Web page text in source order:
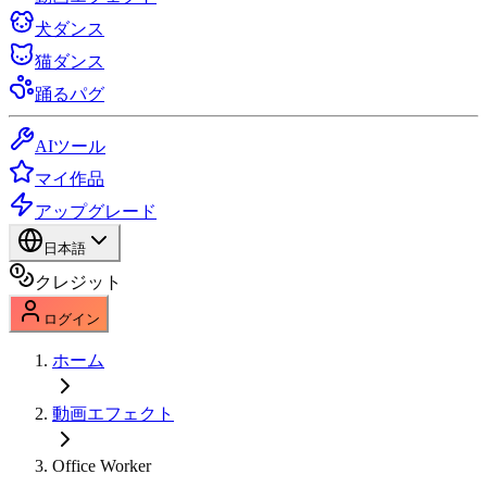
犬ダンス
猫ダンス
踊るパグ
AIツール
マイ作品
アップグレード
日本語
クレジット
ログイン
ホーム
動画エフェクト
Office Worker